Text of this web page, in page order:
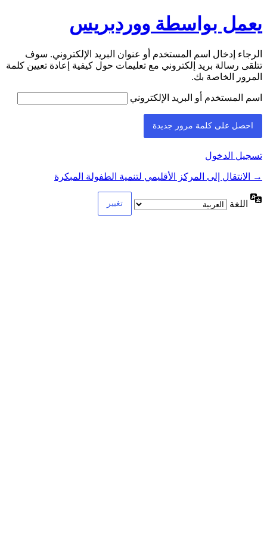
يعمل بواسطة ووردبريس
الرجاء إدخال اسم المستخدم أو عنوان البريد الإلكتروني. سوف
تتلقى رسالة بريد إلكتروني مع تعليمات حول كيفية إعادة تعيين كلمة
المرور الخاصة بك.
اسم المستخدم أو البريد الإلكتروني
تسجيل الدخول
→ الانتقال إلى المركز الأقليمي لتنمية الطفولة المبكرة
اللغة